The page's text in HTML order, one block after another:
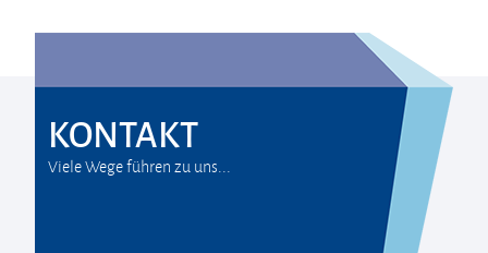
KONTAKT
Viele Wege führen zu uns...